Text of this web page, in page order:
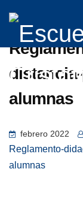
alumnas
febrero 2022
Reglamento-
alumnas